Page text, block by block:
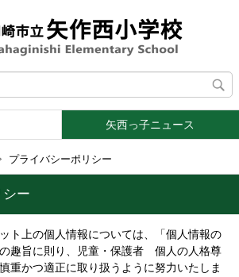
矢西っ子ニュース
プライバシーポリシー
ー
ト上の個人情報については、「個人情報の
趣旨に則り、児童・保護者 個人の人格尊
重かつ適正に取り扱うように努力いたしま